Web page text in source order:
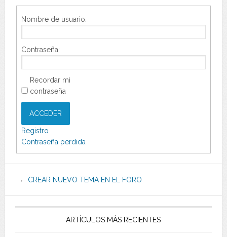
Nombre de usuario:
Contraseña:
Recordar mi
contraseña
ACCEDER
Registro
Contraseña perdida
CREAR NUEVO TEMA EN EL FORO
ARTÍCULOS MÁS RECIENTES